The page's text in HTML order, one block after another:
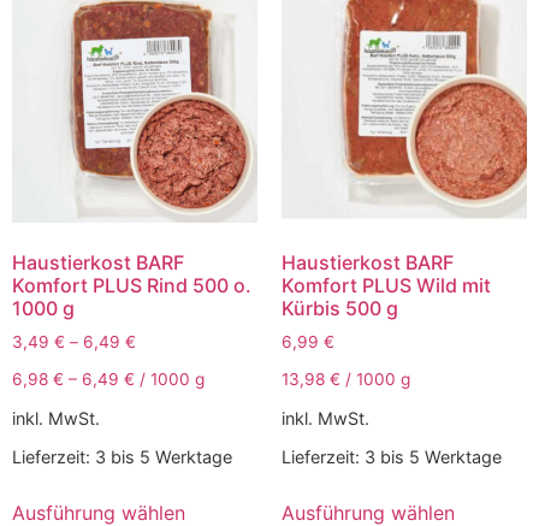
Haustierkost BARF
Komfort PLUS Rind 500 o.
1000 g
3,49 € – 6,49 €
6,98 € – 6,49 € / 1000 g
inkl. MwSt.
Lieferzeit: 3 bis 5 Werktage
Ausführung wählen
Haustierkost BARF
Komfort PLUS Wild mit
Kürbis 500 g
6,99 €
13,98 € / 1000 g
inkl. MwSt.
Lieferzeit: 3 bis 5 Werktage
Ausführung wählen